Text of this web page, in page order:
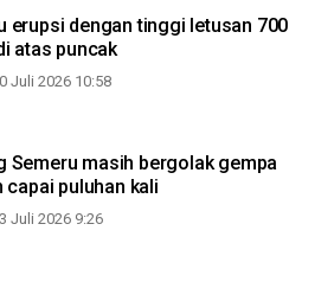
erupsi dengan tinggi letusan 700
atas puncak
Juli 2026 10:58
Semeru masih bergolak gempa
capai puluhan kali
Juli 2026 9:26